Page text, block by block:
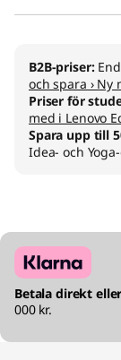
B2B-priser:
och spara ›
Priser för
med i Lenovo
Spara upp till
Idea- och
Betala direkt
000 kr.